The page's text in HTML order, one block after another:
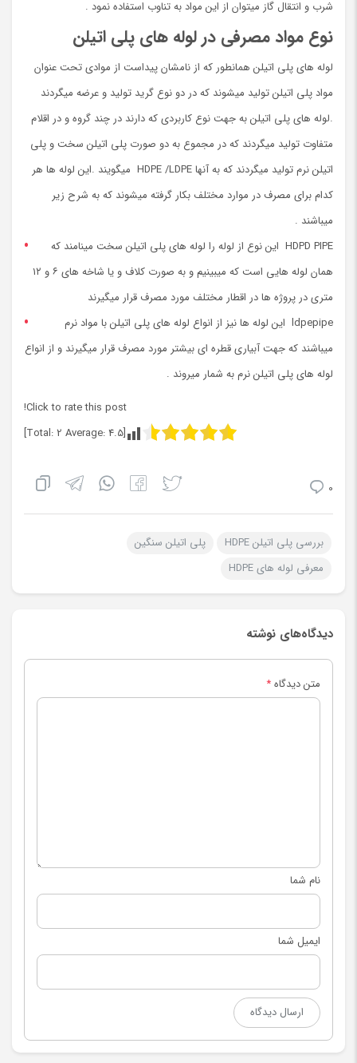
شرب و انتقال گاز میتوان از این مواد به تناوب استفاده نمود .
نوع مواد مصرفی در لوله های پلی اتیلن
لوله های پلی اتیلن همانطور که از نامشان پیداست از موادی تحت عنوان
مواد پلی اتیلن تولید میشوند که در دو نوع گرید تولید و عرضه میگردند
.لوله های پلی اتیلن به جهت نوع کاربردی که دارند در چند گروه و در اقلام
متفاوت تولید میگردند که در مجموع به دو صورت پلی اتیلن سخت و پلی
اتیلن نرم تولید میگردند که به آنها HDPE /LDPE میگویند .این لوله ها هر
کدام برای مصرف در موارد مختلف بکار گرفته میشوند که به شرح زیر
میباشند .
HDPD PIPE این نوع از لوله را لوله های پلی اتیلن سخت مینامند که
همان لوله هایی است که میبینیم و به صورت کلاف و یا شاخه های ۶ و ۱۲
متری در پروژه ها در اقطار مختلف مورد مصرف قرار میگیرند
ldpepipe این لوله ها نیز از انواع لوله های پلی اتیلن با مواد نرم
میباشند که جهت آبیاری قطره ای بیشتر مورد مصرف قرار میگیرند و از انواع
لوله های پلی اتیلن نرم به شمار میروند .
Click to rate this post!
[Total:
2 Average:4.5
]
0
بررسی پلی اتیلن HDPE
پلی اتیلن سنگین
معرفی لوله های HDPE
دیدگاه‌های نوشته
متن دیدگاه*
نام شما
ایمیل شما